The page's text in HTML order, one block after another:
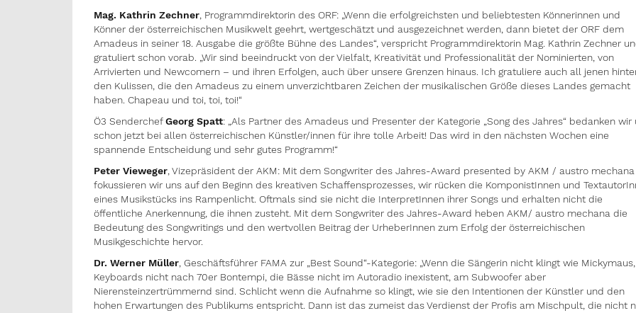
Mag. Kathrin Zechner, Programmdirektorin des ORF: „Wenn die erfolgreichsten und beliebtesten Könnerinnen und
Könner der österreichischen Musikwelt geehrt, wertgeschätzt und ausgezeichnet werden, dann bietet der ORF dem
Amadeus in seiner 18. Ausgabe die größte Bühne des Landes“, verspricht Programmdirektorin Mag. Kathrin Zechner
gratuliert schon vorab. „Wir sind beeindruckt von der Vielfalt, Kreativität und Professionalität der Nominierten, von
Arrivierten und Newcomern – und ihren Erfolgen, auch über unsere Grenzen hinaus. Ich gratuliere auch all jenen
den Kulissen, die den Amadeus zu einem unverzichtbaren Zeichen der musikalischen Größe dieses Landes gemacht
haben. Chapeau und toi, toi, toi!“
Ö3 SenderchefGeorg Spatt: „Als Partner des Amadeus und Presenter der Kategorie „Song des Jahres“ bedanken wir
schon jetzt bei allen österreichischen Künstler/innen für ihre tolle Arbeit! Das wird in den nächsten Wochen eine
spannende Entscheidung und sehr gutes Programm!“
Peter Vieweger, Vizepräsident der AKM: Mit dem Songwriter des Jahres-Award presented by AKM / austro mechana
fokussieren wir uns auf den Beginn des kreativen Schaffensprozesses, wir rücken die KomponistInnen und
eines Musikstücks ins Rampenlicht. Oftmals sind sie nicht die InterpretInnen ihrer Songs und erhalten nicht die
öffentliche Anerkennung, die ihnen zusteht. Mit dem Songwriter des Jahres-Award heben AKM/ austro mechana die
Bedeutung des Songwritings und den wertvollen Beitrag der UrheberInnen zum Erfolg der österreichischen
Musikgeschichte hervor.
Dr. Werner Müller, Geschäftsführer FAMA zur „Best Sound“-Kategorie: „Wenn die Sängerin nicht klingt wie
Keyboards nicht nach 70er Bontempi, die Bässe nicht im Autoradio inexistent, am Subwoofer aber
Nierensteinzertrümmernd sind. Schlicht wenn die Aufnahme so klingt, wie sie den Intentionen der Künstler und den
hohen Erwartungen des Publikums entspricht. Dann ist das zumeist das Verdienst der Profis am Mischpult, die nicht